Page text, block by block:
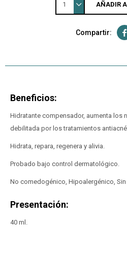
1 AÑADIR

Beneficios:
Hidratante compensador, aumenta los
debilitada por los tratamientos
Hidrata, repara, regenera y alivia.
Probado bajo control dermatológico.
No comedogénico, Hipoalergénico,
Presentación:
40 ml.